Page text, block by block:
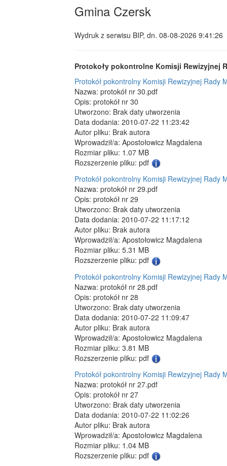
Gmina Czersk
Wydruk z serwisu BIP, dn. 08-08-2026 9:41:26
Protokoły pokontrolne Komisji Rewizyjnej
Protokół pokontrolny Komisji Rewizyjnej Rady
Nazwa: protokół nr 30.pdf
Opis: protokół nr 30
Utworzono: Brak daty utworzenia
Data dodania: 2010-07-22 11:23:42
Autor pliku: Brak autora
Wprowadził/a: Apostołowicz Magdalena
Rozmiar pliku: 1.07 MB
Rozszerzenie pliku: pdf
Protokół pokontrolny Komisji Rewizyjnej Rady
Nazwa: protokół nr 29.pdf
Opis: protokół nr 29
Utworzono: Brak daty utworzenia
Data dodania: 2010-07-22 11:17:12
Autor pliku: Brak autora
Wprowadził/a: Apostołowicz Magdalena
Rozmiar pliku: 5.31 MB
Rozszerzenie pliku: pdf
Protokół pokontrolny Komisji Rewizyjnej Rady
Nazwa: protokół nr 28.pdf
Opis: protokół nr 28
Utworzono: Brak daty utworzenia
Data dodania: 2010-07-22 11:09:47
Autor pliku: Brak autora
Wprowadził/a: Apostołowicz Magdalena
Rozmiar pliku: 3.81 MB
Rozszerzenie pliku: pdf
Protokół pokontrolny Komisji Rewizyjnej Rady
Nazwa: protokół nr 27.pdf
Opis: protokół nr 27
Utworzono: Brak daty utworzenia
Data dodania: 2010-07-22 11:02:26
Autor pliku: Brak autora
Wprowadził/a: Apostołowicz Magdalena
Rozmiar pliku: 1.04 MB
Rozszerzenie pliku: pdf